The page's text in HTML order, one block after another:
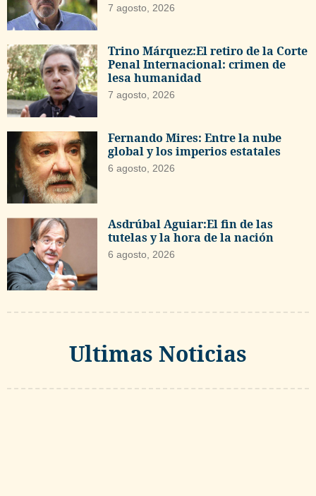
7 agosto, 2026
Trino Márquez:El retiro de la Corte
Penal Internacional: crimen de
lesa humanidad
7 agosto, 2026
Fernando Mires: Entre la nube
global y los imperios estatales
6 agosto, 2026
Asdrúbal Aguiar:El fin de las
tutelas y la hora de la nación
6 agosto, 2026
Ultimas Noticias